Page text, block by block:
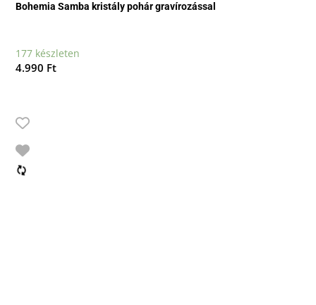
Bohemia Samba kristály pohár gravírozással
177 készleten
4.990 Ft